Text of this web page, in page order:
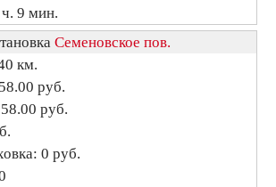
9 мин.
Семеновское пов.
км.
руб.
руб.
0 руб.